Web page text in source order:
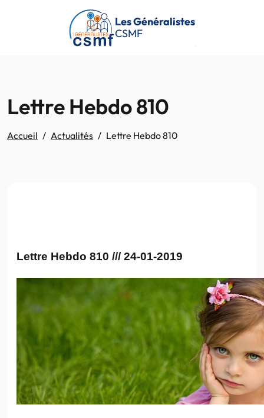
Passer au contenu principal
Les Généralistes
CSMF
Lettre Hebdo 810
Accueil Actualités Lettre Hebdo 810
Lettre Hebdo 810 /// 24-01-2019